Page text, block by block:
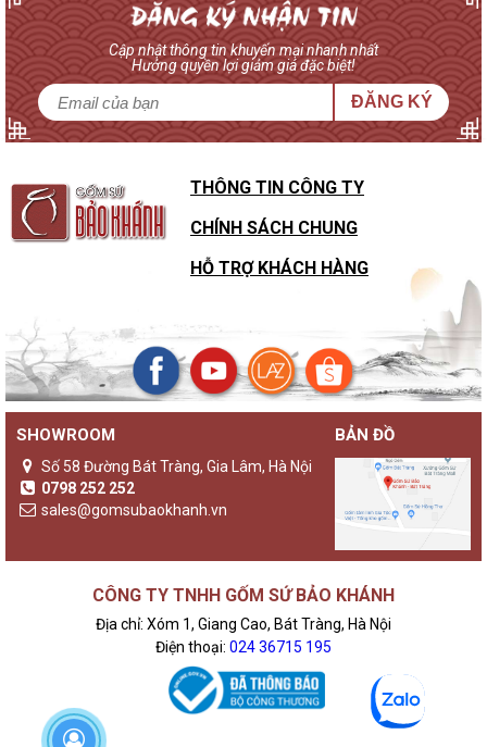
Cập nhật thông tin khuyến mại nhanh nhất
Hưởng quyền lợi giảm giá đặc biệt!
ĐĂNG KÝ
THÔNG TIN CÔNG TY
CHÍNH SÁCH CHUNG
HỖ TRỢ KHÁCH HÀNG
SHOWROOM
Số 58 Đường Bát Tràng, Gia Lâm, Hà Nội
0798 252 252
sales@gomsubaokhanh.vn
BẢN ĐỒ
CÔNG TY TNHH GỐM SỨ BẢO KHÁNH
Địa chỉ: Xóm 1, Giang Cao, Bát Tràng, Hà Nội
Điện thoại: 024 36715 195